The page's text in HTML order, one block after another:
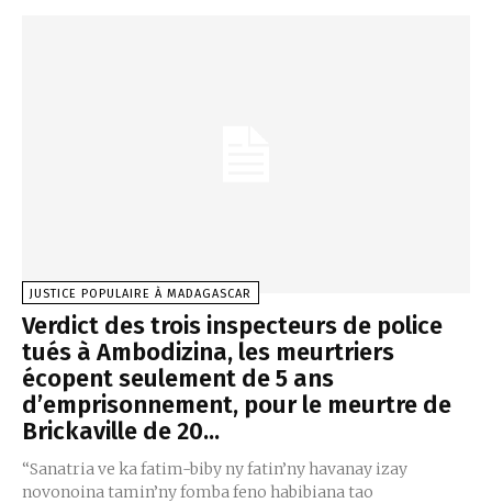
JUSTICE POPULAIRE À MADAGASCAR
Verdict des trois inspecteurs de police
tués à Ambodizina, les meurtriers
écopent seulement de 5 ans
d’emprisonnement, pour le meurtre de
Brickaville de 20...
“Sanatria ve ka fatim-biby ny fatin’ny havanay izay
novonoina tamin’ny fomba feno habibiana tao